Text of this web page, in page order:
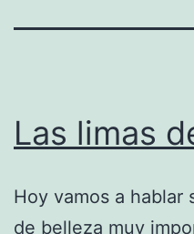
Las limas
Hoy vamos a hablar
de belleza muy